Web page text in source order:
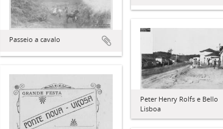
Passeio a cavalo
Peter Henry Rolfs e Bello
Lisboa